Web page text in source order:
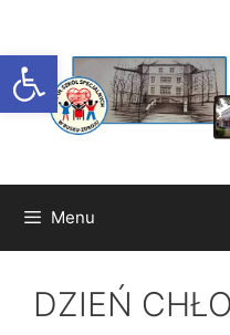
Otwórz
treści
Menu
DZIEŃ